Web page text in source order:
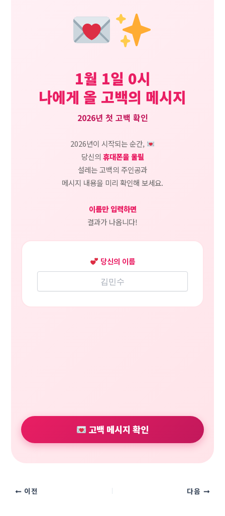
1월 1일 0시
나에게 올 고백의 메시지
2026년 첫 고백 확인
2026년이 시작되는 순간,
당신의 휴대폰을 울릴
설레는 고백의 주인공과
메시지 내용을 미리 확인해 보세요.
이름만 입력하면
결과가 나옵니다!
당신의 이름
고백 메시지 확인
이전 다음